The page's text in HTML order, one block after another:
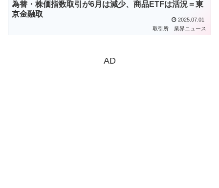
為替・株価指数取引が6月は減少、商品ETFは活況＝東
京金融取
2025.07.01
取引所
業界ニュース
AD